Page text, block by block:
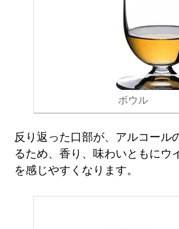
ボウル
反り返った口部が、アルコール
るため、香り、味わいともにウ
を感じやすくなります。